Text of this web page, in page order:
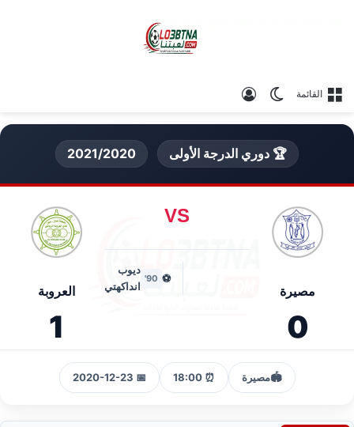
القائمة الوضع المظلم
🏆 دوري الدرجة الأولى 2021/2020
مصيرة
0
VS
⚽
90'
ديوب
انداكهتي
العروبة
1
🏟️مصيرة ⏰ 18:00
📅 2020-12-23